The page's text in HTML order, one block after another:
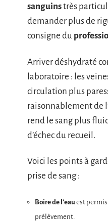
sanguinstrès
demander plus de
consigne du
Arriver déshydraté
laboratoire : les
circulation plus
raisonnablement de
rend le sang plus
d’échec du recueil.
Voici les points à
prise de sang :
Boire de l’eauest
prélèvement.